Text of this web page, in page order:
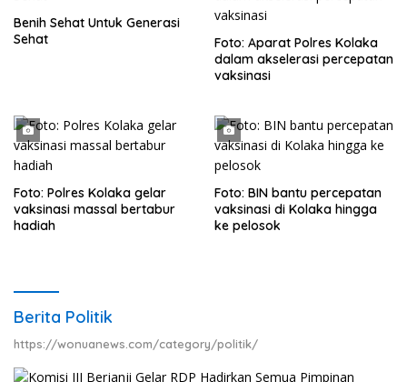
Benih Sehat Untuk Generasi
Sehat
Foto: Aparat Polres Kolaka
dalam akselerasi percepatan
vaksinasi
Foto: Polres Kolaka gelar
vaksinasi massal bertabur
hadiah
Foto: BIN bantu percepatan
vaksinasi di Kolaka hingga
ke pelosok
Berita Politik
https://wonuanews.com/category/politik/